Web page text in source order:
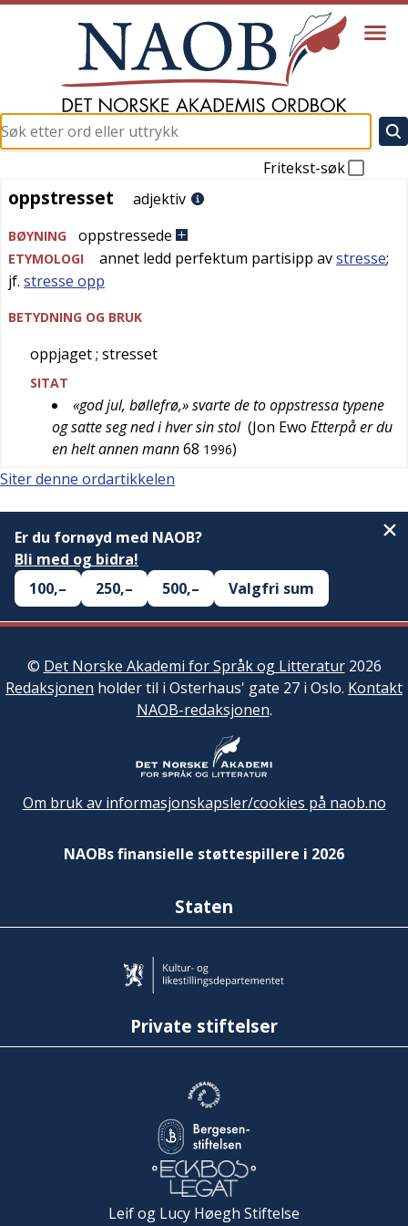
Fritekst-søk
oppstresset
oppstresset adjektiv
BØYNING oppstressede
ETYMOLOGI annet ledd perfektum partisipp avstresse;
jf. stresse opp
BETYDNING OG BRUK
oppjaget; stresset
SITAT
«god jul, bøllefrø,» svarte de to oppstressa typene
og satte seg ned i hver sin stol (Jon Ewo Etterpå er du
en helt annen mann68 1996)
Siter denne ordartikkelen
Er du fornøyd med NAOB?
Bli med og bidra!
100,–
250,– 500,– Valgfri sum
© Det Norske Akademi for Språk og Litteratur2026
Redaksjonen holder til i Osterhaus' gate 27 i Oslo. Kontakt
NAOB-redaksjonen.
Om bruk av informasjonskapsler/cookies på naob.no
NAOBs finansielle støttespillere i 2026
Staten
Private stiftelser
Leif og Lucy Høegh Stiftelse